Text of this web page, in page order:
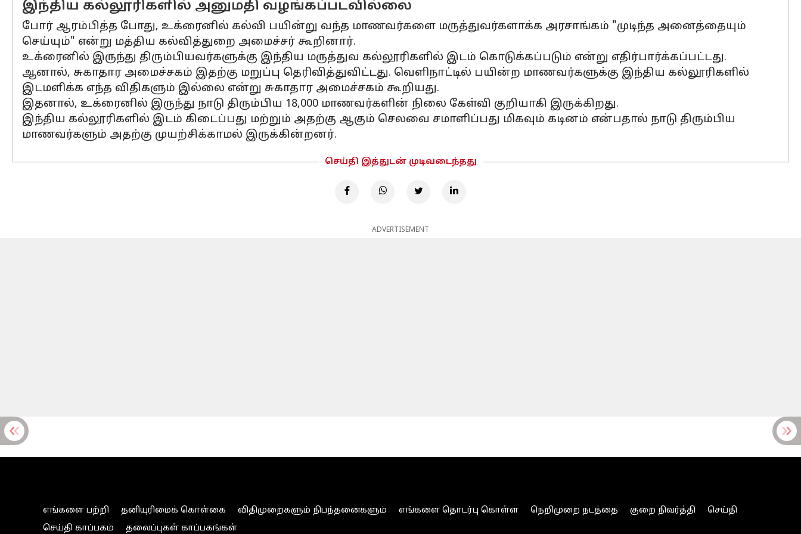
இந்திய கல்லூரிகளில் அனுமதி வழங்கப்படவில்லை
போர் ஆரம்பித்த போது, உக்ரைனில் கல்வி பயின்று வந்த மாணவர்களை மருத்துவர்களாக்க அரசாங்கம் "முடிந்த அனைத்தையும்
செய்யும்" என்று மத்திய கல்வித்துறை அமைச்சர் கூறினார்.
உக்ரைனில் இருந்து திரும்பியவர்களுக்கு இந்திய மருத்துவ கல்லூரிகளில் இடம் கொடுக்கப்படும் என்று எதிர்பார்க்கப்பட்டது.
ஆனால், சுகாதார அமைச்சகம் இதற்கு மறுப்பு தெரிவித்துவிட்டது. வெளிநாட்டில் பயின்ற மாணவர்களுக்கு இந்திய கல்லூரிகளில்
இடமளிக்க எந்த விதிகளும் இல்லை என்று சுகாதார அமைச்சகம் கூறியது.
இதனால், உக்ரைனில் இருந்து நாடு திரும்பிய 18,000 மாணவர்களின் நிலை கேள்வி குறியாகி இருக்கிறது.
இந்திய கல்லூரிகளில் இடம் கிடைப்பது மற்றும் அதற்கு ஆகும் செலவை சமாளிப்பது மிகவும் கடினம் என்பதால் நாடு திரும்பிய
மாணவர்களும் அதற்கு முயற்சிக்காமல் இருக்கின்றனர்.
செய்தி இத்துடன் முடிவடைந்தது
ADVERTISEMENT
எங்களை பற்றி தனியுரிமைக் கொள்கை விதிமுறைகளும் நிபந்தனைகளும் எங்களை தொடர்பு கொள்ள நெறிமுறை நடத்தை குறை நிவர்த்தி
செய்தி
செய்தி காப்பகம்
தலைப்புகள் காப்பகங்கள்